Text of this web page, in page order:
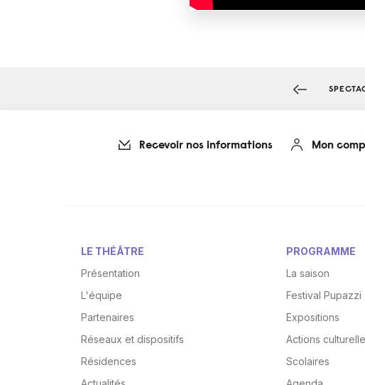
Recevoir nos informations Mon
LE THÉÂTRE
Présentation
L'équipe
Partenaires
Réseaux et dispositifs
Résidences
PROGRAMME
La saison
Festival Pupazzi
Expositions
Actions
Scolaires